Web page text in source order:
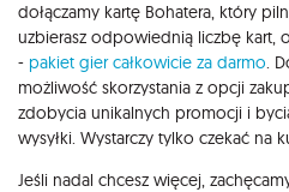
dołączamy kartę Bohatera, który
uzbierasz odpowiednią liczbę kart,
- pakiet gier całkowicie za darmo .
możliwość skorzystania z opcji
zdobycia unikalnych promocji i
wysyłki. Wystarczy tylko czekać na
Jeśli nadal chcesz więcej,